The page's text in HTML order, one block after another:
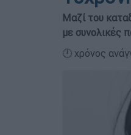
Μαζί του
με συνολικές
🕛 χρόνος